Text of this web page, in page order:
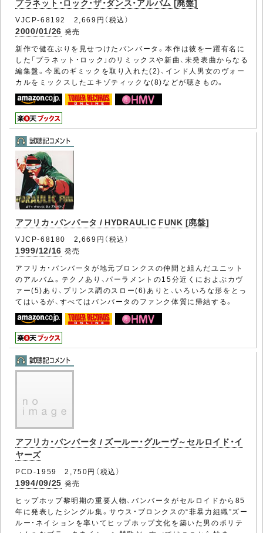
プラネット・ロック・ザ・ダンス・アルバム [廃盤]
VJCP-68192 2,669円（税込）
2000/01/26 発売
新作で健在ぶりを見せつけたバンバータ。本作は彼を一躍有名に
した「プラネット・ロック」のリミックスや新曲、未発表曲からなる
編集盤。今風のギミックを取り入れた(2)、インド人男女のヴォー
カルをミックスしたエキゾティックな(8)などが聴きもの。
アフリカ・バンバータ / HYDRAULIC FUNK [廃盤]
VJCP-68180 2,669円（税込）
1999/12/16 発売
アフリカ・バンバータが地元ブロンクスの仲間と組んだユニット
のアルバム。テクノあり、パーラメントの15分近くにおよぶカヴ
ァー(5)あり、プリンス調のスロー(6)ありと、いろいろな形をとっ
てはいるが、すべてはバンバータのファンク体質に帰結する。
アフリカ・バンバータ / ズールー・グルーヴ～セルロイド・イ
ヤーズ
PCD-1959 2,750円（税込）
1994/09/25 発売
ヒップホップ黎明期の重要人物、バンバータがセルロイドから85
年に発表したシングル集。サウス・ブロンクスの“非暴力組織”ズー
ルー・ネイションを率いてヒップホップ文化を築いた男のポリテ